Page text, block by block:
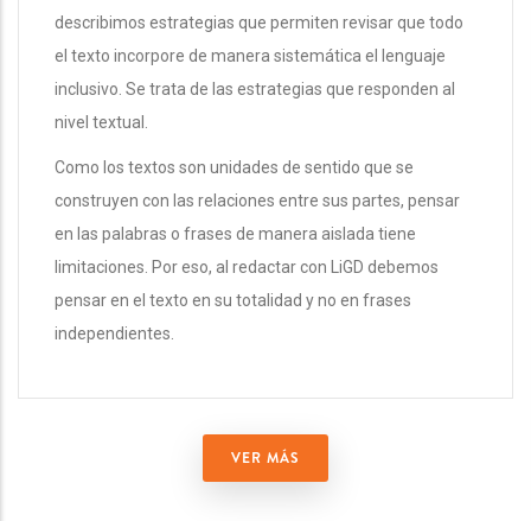
describimos estrategias que permiten revisar que todo
el texto incorpore de manera sistemática el lenguaje
inclusivo. Se trata de las estrategias que responden al
nivel textual.
Como los textos son unidades de sentido que se
construyen con las relaciones entre sus partes, pensar
en las palabras o frases de manera aislada tiene
limitaciones. Por eso, al redactar con LiGD debemos
pensar en el texto en su totalidad y no en frases
independientes.
VER MÁS